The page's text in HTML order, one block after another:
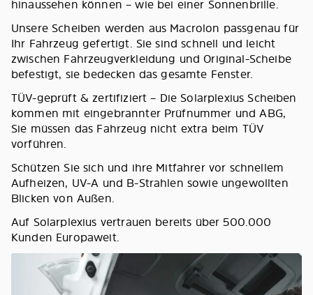
hinaussehen können – wie bei einer Sonnenbrille.
Unsere Scheiben werden aus Macrolon passgenau für
Ihr Fahrzeug gefertigt. Sie sind schnell und leicht
zwischen Fahrzeugverkleidung und Original-Scheibe
befestigt, sie bedecken das gesamte Fenster.
TÜV-geprüft & zertifiziert – Die Solarplexius Scheiben
kommen mit eingebrannter Prüfnummer und ABG,
Sie müssen das Fahrzeug nicht extra beim TÜV
vorführen.
Schützen Sie sich und ihre Mitfahrer vor schnellem
Aufheizen, UV-A und B-Strahlen sowie ungewollten
Blicken von Außen.
Auf Solarplexius vertrauen bereits über 500.000
Kunden Europaweit.